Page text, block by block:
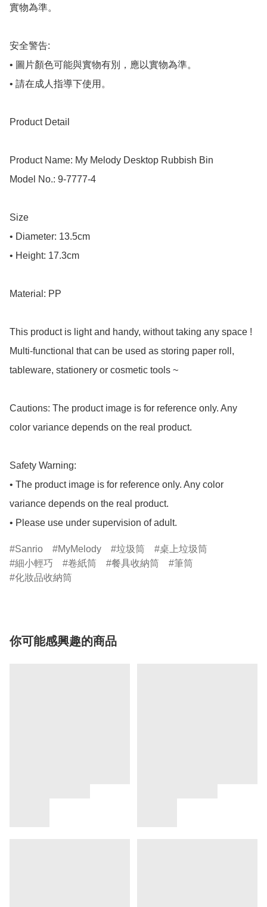
實物為準。
安全警告:
• 圖片顏色可能與實物有別，應以實物為準。
• 請在成人指導下使用。
Product Detail
Product Name: My Melody Desktop Rubbish Bin
Model No.: 9-7777-4
Size
• Diameter: 13.5cm
• Height: 17.3cm
Material: PP
This product is light and handy, without taking any space !
Multi-functional that can be used as storing paper roll,
tableware, stationery or cosmetic tools ~
Cautions: The product image is for reference only. Any
color variance depends on the real product.
Safety Warning:
• The product image is for reference only. Any color
variance depends on the real product.
• Please use under supervision of adult.
Sanrio MyMelody 垃圾筒
桌上垃圾筒
細小輕巧
卷紙筒 餐具收納筒
筆筒
化妝品收納筒
你可能感興趣的商品